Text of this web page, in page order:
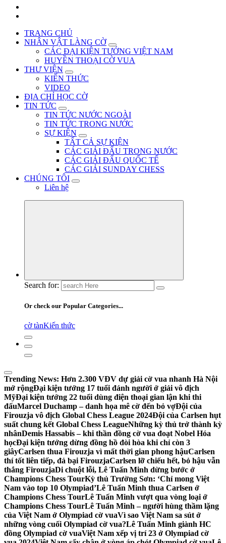
TRANG CHỦ
NHÂN VẬT LÀNG CỜ
CÁC ĐẠI KIỆN TƯỚNG VIỆT NAM
HUYỀN THOẠI CỜ VUA
THƯ VIỆN
KIẾN THỨC
VIDEO
ĐỊA CHỈ HỌC CỜ
TIN TỨC
TIN TỨC NƯỚC NGOÀI
TIN TỨC TRONG NƯỚC
SỰ KIỆN
TẤT CẢ SỰ KIỆN
CÁC GIẢI ĐẤU TRONG NƯỚC
CÁC GIẢI ĐẤU QUỐC TẾ
CÁC GIẢI SUNDAY CHESS
CHÚNG TÔI
Liên hệ
Search for:
Or check our Popular Categories...
cờ tànKiến thức
Trending News: Hơn 2.300 VĐV dự giải cờ vua nhanh Hà Nội
mở rộngĐại kiện tướng 17 tuổi đánh người ở giải vô địch
MỹĐại kiện tướng 22 tuổi dùng điện thoại gian lận khi thi
đấuMarcel Duchamp – danh họa mê cờ đến bỏ vợĐội của
Firouzja vô địch Global Chess League 2024Đội của Carlsen hụt
suất chung kết Global Chess LeagueNhững kỳ thủ trở thành kỳ
nhânDemis Hassabis – khi thần đồng cờ vua đoạt Nobel Hóa
họcĐại kiện tướng dừng đồng hồ đòi hòa khi chỉ còn 3
giâyCarlsen thua Firouzja vì mất thời gian phong hậuCarlsen
thí tốt liên tiếp, đả bại FirouzjaCarlsen lỡ chiếu hết, bỏ hậu vẫn
thắng FirouzjaDi chuột lỗi, Lê Tuấn Minh dừng bước ở
Champions Chess TourKỳ thủ Trường Sơn: ‘Chỉ mong Việt
Nam vào top 10 Olympiad’Lê Tuấn Minh thua Carlsen ở
Champions Chess TourLê Tuấn Minh vượt qua vòng loại ở
Champions Chess TourLê Tuấn Minh – người hùng thầm lặng
của Việt Nam ở Olympiad cờ vuaVì sao Việt Nam sa sút ở
những vòng cuối Olympiad cờ vua?Lê Tuấn Minh giành HC
đồng Olympiad cờ vuaViệt Nam xếp vị trí 23 ở Olympiad cờ